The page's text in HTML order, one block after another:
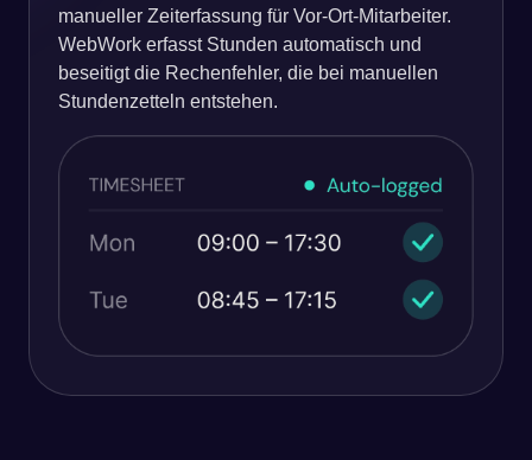
manueller Zeiterfassung für Vor-Ort-Mitarbeiter.
WebWork erfasst Stunden automatisch und
beseitigt die Rechenfehler, die bei manuellen
Stundenzetteln entstehen.